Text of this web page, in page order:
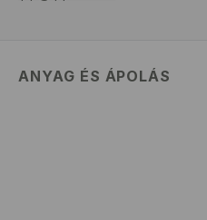
ANYAG ÉS ÁPOLÁS